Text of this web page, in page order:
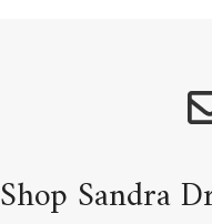
Shop Sandra